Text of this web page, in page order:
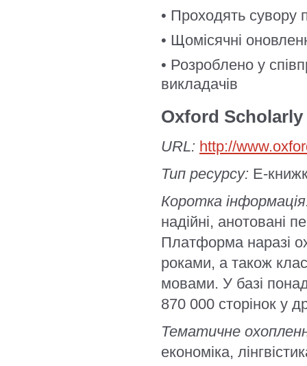
• Проходять сувору
• Щомісячні
• Розроблено у
викладачів
Oxford
URL: http://
Тип ресурсу: E-
Коротка
надійні, анотовані
Платформа наразі
роками, а також
мовами. У базі
870 000 сторінок у
Тематичне
економіка,